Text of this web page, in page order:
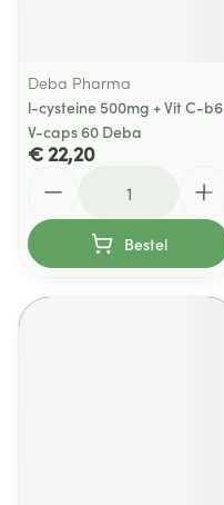
Deba Pharma
l-cysteine 500mg + Vit C-b6
V-caps 60 Deba
€ 22,20
Bestel